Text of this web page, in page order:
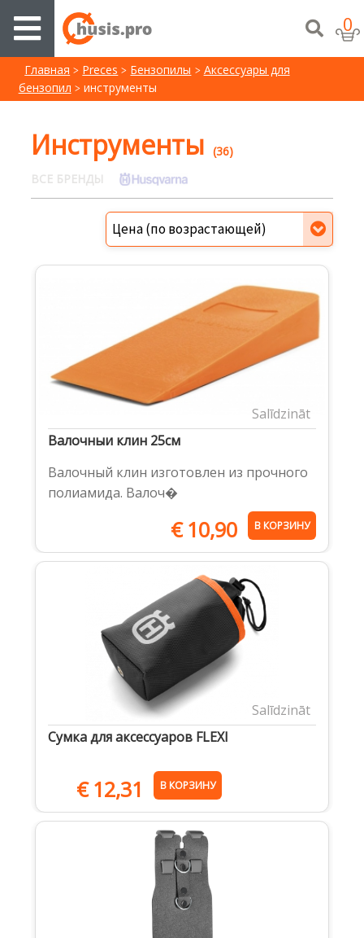
0
Главная Preces Бензопилы
Аксессуары для
бензопил
инструменты
Инструменты (36)
ВСЕ БРЕНДЫ
Salīdzināt
Валочныи клин 25cм
Валочный клин изготовлен из прочного
полиамида. Валоч�
€10,90 В КОРЗИНУ
Salīdzināt
Сумка для аксессуаров FLEXI
€ 12,31 В КОРЗИНУ